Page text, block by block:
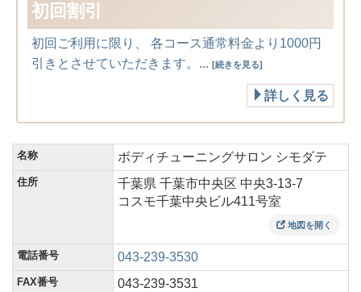
初回割引
初回ご利用に限り、 各コース通常料金より1000円
引きとさせていただきます。... [続きを見る]
詳しく見る
名称 ボディチューニングサロン シモダテ
住所
千葉県 千葉市中央区 中央3-13-7
コスモ千葉中央ビル411号室
地図を開く
電話番号 043-239-3530
FAX番号 043-239-3531